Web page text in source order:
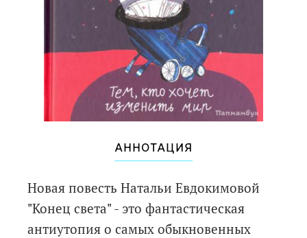
АННОТАЦИЯ
Новая повесть Натальи Евдокимовой
"Конец света" - это фантастическая
антиутопия о самых обыкновенных